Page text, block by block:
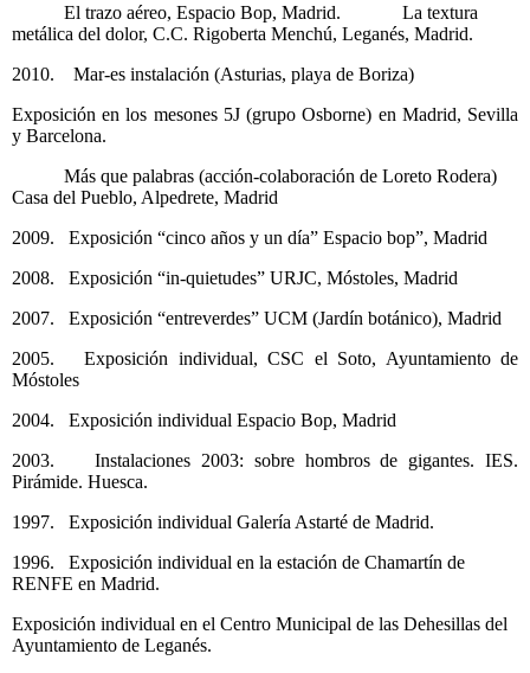
El trazo aéreo, Espacio Bop, Madrid. La textura
metálica del dolor, C.C. Rigoberta Menchú, Leganés, Madrid.
2010. Mar-es instalación (Asturias, playa de Boriza)
Exposición en los mesones 5J (grupo Osborne) en Madrid, Sevilla
y Barcelona.
Más que palabras (acción-colaboración de Loreto Rodera)
Casa del Pueblo, Alpedrete, Madrid
2009. Exposición “cinco años y un día” Espacio bop”, Madrid
2008. Exposición “in-quietudes” URJC, Móstoles, Madrid
2007. Exposición “entreverdes” UCM (Jardín botánico), Madrid
2005. Exposición individual, CSC el Soto, Ayuntamiento de
Móstoles
2004. Exposición individual Espacio Bop, Madrid
2003.
Instalaciones 2003: sobre hombros de gigantes. IES.
Pirámide. Huesca.
1997. Exposición individual Galería Astarté de Madrid.
1996. Exposición individual en la estación de Chamartín de
RENFE en Madrid.
Exposición individual en el Centro Municipal de las Dehesillas del
Ayuntamiento de Leganés.